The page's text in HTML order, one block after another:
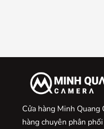
xác là một
Để nâng cao
độc quyền giúp
Integrated
Cửa hàng Minh Quang
hàng chuyên phân